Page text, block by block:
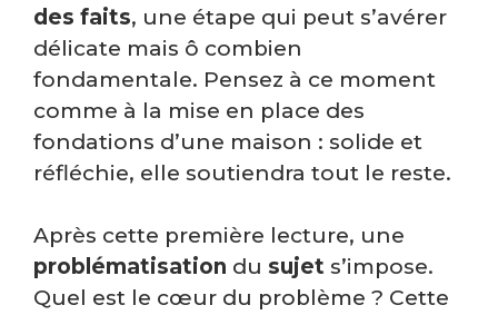
des faits, une étape qui peut s’avérer
délicate mais ô combien
fondamentale. Pensez à ce moment
comme à la mise en place des
fondations d’une maison : solide et
réfléchie, elle soutiendra tout le reste.
Après cette première lecture, une
problématisation du sujet s’impose.
Quel est le cœur du problème ? Cette